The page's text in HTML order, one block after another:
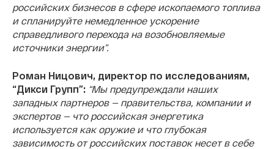
российских бизнесов в сфере ископаемого топлива
и спланируйте немедленное ускорение
справедливого перехода на возобновляемые
источники энергии”.
Роман Ницович, директор по исследованиям,
“Дикси Групп”: “Мы предупреждали наших
западных партнеров — правительства, компании и
экспертов — что российская энергетика
используется как оружие и что глубокая
зависимость от российских поставок несет в себе